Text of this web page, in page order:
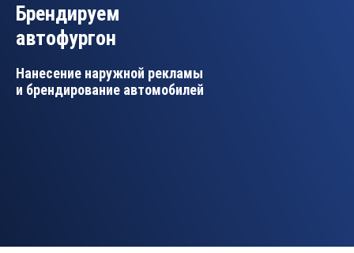
Брендируем
автофургон
Нанесение наружной рекламы
и брендирование автомобилей